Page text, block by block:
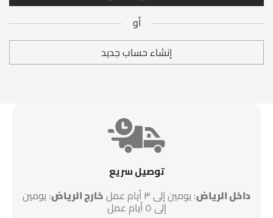
أو
إنشاء حساب جديد
أو
توصيل سريع
داخل الرياض: يومين إلى ٣ أيام عمل خارج الرياض: يومين
إلى ٥ أيام عمل